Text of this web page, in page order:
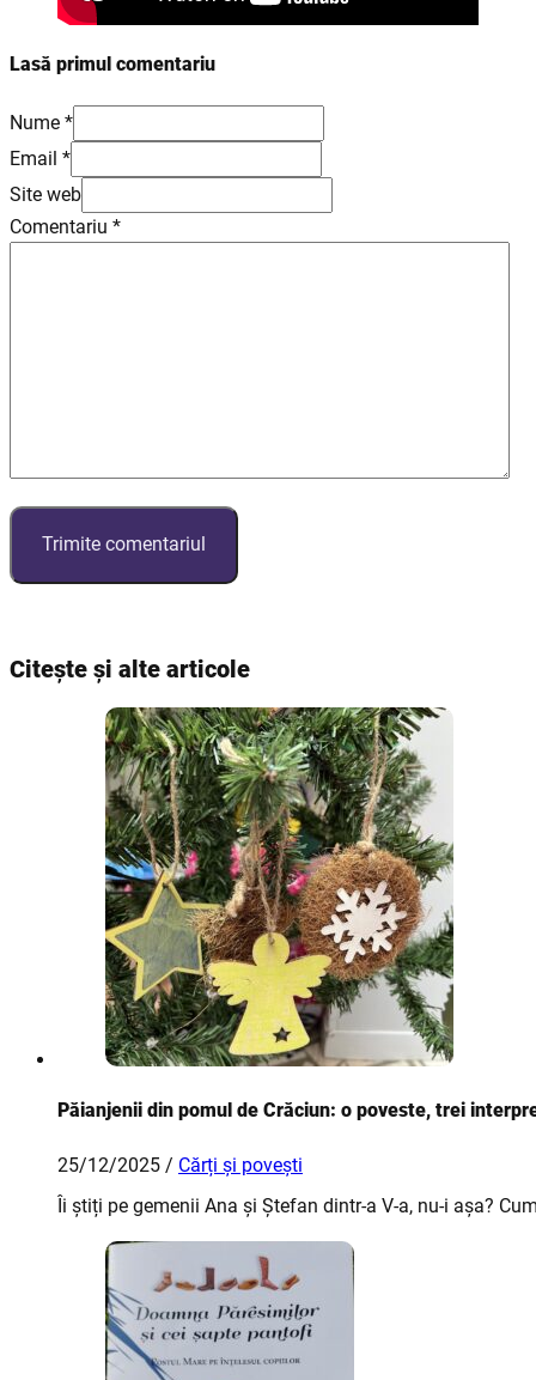
Lasă primul comentariu
Nume *
Email *
Site web
Comentariu *
Citește și alte articole
Păianjenii din pomul de Crăciun: o poveste, trei
25/12/2025 / Cărți și povești
Îi știți pe gemenii Ana și Ștefan dintr-a V-a, nu-i așa?